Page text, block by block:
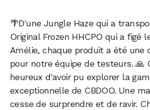
🌴D'une Jungle Haze qui a
Original Frozen HHCPO qui a figé
Amélie, chaque produit a été une
pour notre équipe de testeurs. 🙏
heureux d'avoir pu explorer la
exceptionnelle de CBDOO. Une
cesse de surprendre et de ravir.